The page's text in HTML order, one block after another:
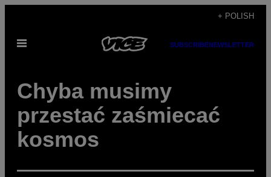
content
+ POLISH
Open
SUBSCRIBENEWSLETTER
Chyba musimy
przestać zaśmiecać
kosmos